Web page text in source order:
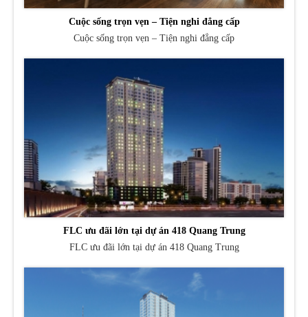
Cuộc sống trọn vẹn – Tiện nghi đẳng cấp
Cuộc sống trọn vẹn – Tiện nghi đẳng cấp
FLC ưu đãi lớn tại dự án 418 Quang Trung
FLC ưu đãi lớn tại dự án 418 Quang Trung